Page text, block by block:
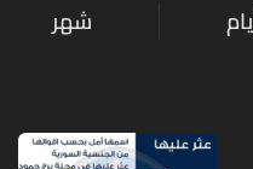
شهر